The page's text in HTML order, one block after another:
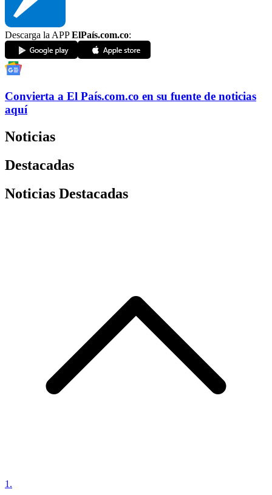
Descarga la APPElPaís.com.co:
Convierta a El País.com.co en su fuente de noticias
aquí
Noticias
Destacadas
Noticias Destacadas
1 .